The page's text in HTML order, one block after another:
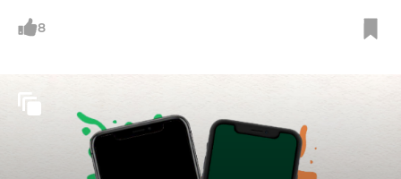
데 막상 써보면, 아직 갈 길이 멀었다는 판단이 듭니다. 사용성 면에서 기존
롬프트 엔지니어 강수진 박사와 함께 두 기능을 살펴봅니다.
8